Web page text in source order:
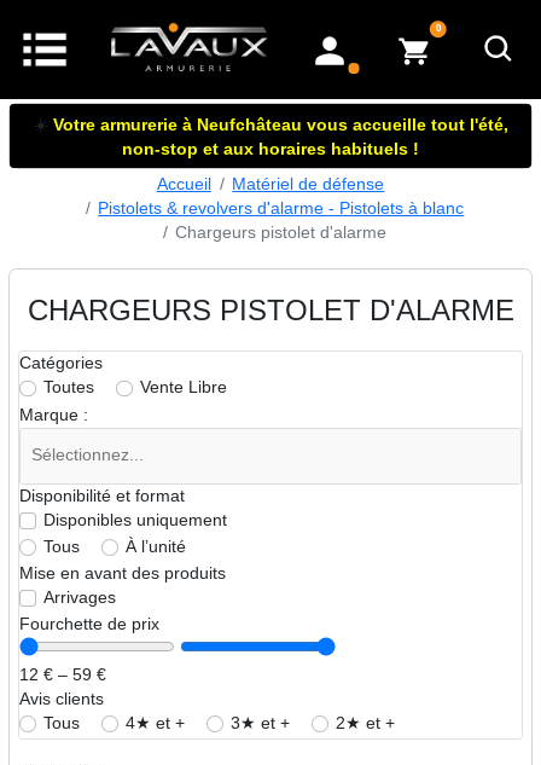
mon compte
0articles dans le panier
☀️ Votre armurerie à Neufchâteau vous accueille tout l'été,
non-stop et aux horaires habituels !
Accueil
Matériel de défense
Pistolets & revolvers d'alarme - Pistolets à blanc
Chargeurs pistolet d'alarme
CHARGEURS PISTOLET D'ALARME
Catégories
Toutes
Vente Libre
Marque :
Disponibilité et format
Disponibles uniquement
Tous
À l’unité
Mise en avant des produits
Arrivages
Fourchette de prix
12 € – 59 €
Avis clients
Tous
4★ et + 3★ et + 2★ et +